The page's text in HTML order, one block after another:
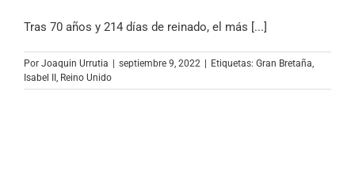
Tras 70 años y 214 días de reinado, el más [...]
Por Joaquin Urrutia | septiembre 9, 2022 | Etiquetas: Gran Bretaña
Isabel II Reino Unido